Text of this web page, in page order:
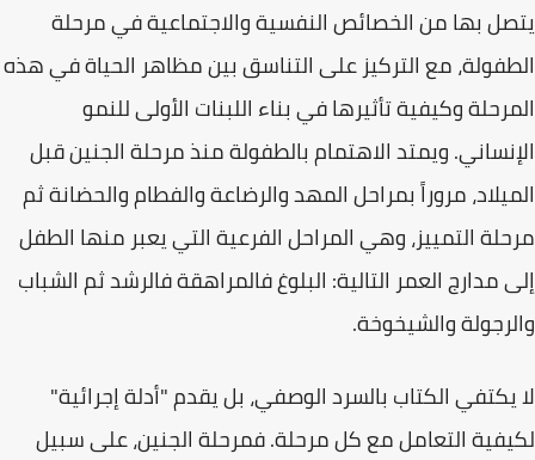
يتصل بها من الخصائص النفسية والاجتماعية في مرحلة
الطفولة، مع التركيز على التناسق بين مظاهر الحياة في هذه
المرحلة وكيفية تأثيرها في بناء اللبنات الأولى للنمو
الإنساني. ويمتد الاهتمام بالطفولة منذمرحلة الجنينقبل
الميلاد، مروراً بمراحل المهد والرضاعة والفطام والحضانة ثم
مرحلة التمييز، وهي المراحل الفرعية التي يعبر منها الطفل
إلى مدارج العمر التالية: البلوغ فالمراهقة فالرشد ثم الشباب
والرجولة والشيخوخة.
لا يكتفي الكتاب بالسرد الوصفي، بل يقدم "أدلة إجرائية"
لكيفية التعامل مع كل مرحلة. فمرحلة الجنين، على سبيل